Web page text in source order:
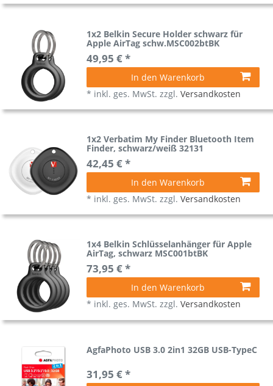
1x2 Belkin Secure Holder schwarz für
Apple AirTag schw.MSC002btBK
49,95 € *
In den Warenkorb
* inkl. ges. MwSt. zzgl.Versandkosten
1x2 Verbatim My Finder Bluetooth Item
Finder, schwarz/weiß 32131
42,45 € *
In den Warenkorb
* inkl. ges. MwSt. zzgl.Versandkosten
1x4 Belkin Schlüsselanhänger für Apple
AirTag, schwarz MSC001btBK
73,95 € *
In den Warenkorb
* inkl. ges. MwSt. zzgl.Versandkosten
AgfaPhoto USB 3.0 2in1 32GB USB-TypeC
31,95 € *